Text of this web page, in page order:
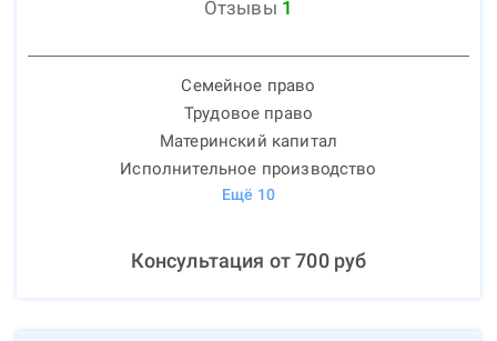
Отзывы 1
Семейное право
Трудовое право
Материнский капитал
Исполнительное производство
Ещё 10
Консультация от700руб